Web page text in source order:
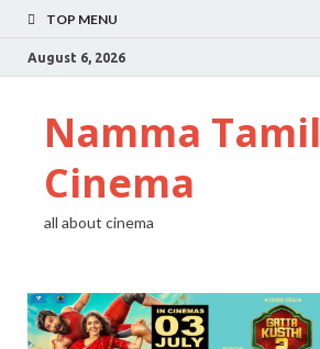
TOP MENU
August 6, 2026
Namma Tamil
Cinema
all about cinema